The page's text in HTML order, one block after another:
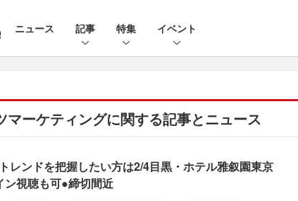
ニュース 記事 特集 イベント
マーケティングに関する記事とニュース
レンドを把握したい方は2/4目黒・ホテル雅叙園東京
視聴も可●締切間近